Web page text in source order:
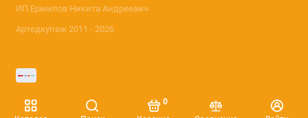
0
ИП Ермилов Никита Андреевич
Артедкупаж 2011 - 2026